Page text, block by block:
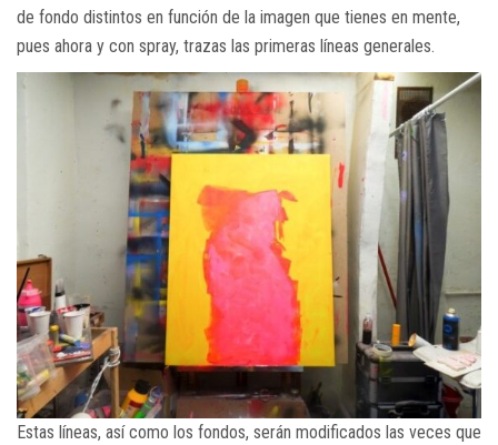
de fondo distintos en función de la imagen que tienes en mente,
pues ahora y con spray, trazas las primeras líneas generales.
Estas líneas, así como los fondos, serán modificados las veces que